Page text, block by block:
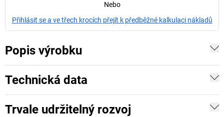
Nebo
Přihlásit se a ve třech krocích přejít k předběžné kalkulaci nákladů
Popis výrobku
Technická data
Trvale udržitelný rozvoj